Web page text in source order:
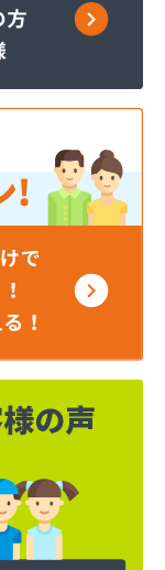
ター
店
谷店